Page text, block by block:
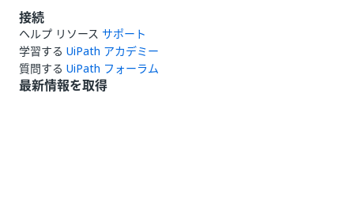
接続
ヘルプ リソース サポート
学習する UiPath アカデミー
質問する UiPath フォーラム
最新情報を取得